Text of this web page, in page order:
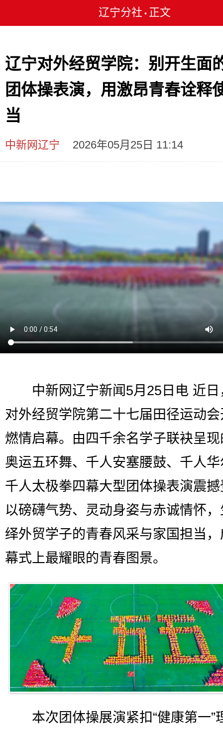
辽宁分社 • 正文
辽宁对外经贸学院：别开生面
团体操表演，用激昂青春诠释
当
中新网辽宁 2026年05月25日 11:14
中新网辽宁新闻5月25日电 近日
对外经贸学院第二十七届田径运动
燃情启幕。由四千余名学子联袂呈
奥运五环舞、千人安塞腰鼓、千人
千人太极拳四幕大型团体操表演震
以磅礴气势、灵动身姿与赤诚情怀
绎外贸学子的青春风采与家国担当
幕式上最耀眼的青春图景。
本次团体操展演紧扣“健康第一”